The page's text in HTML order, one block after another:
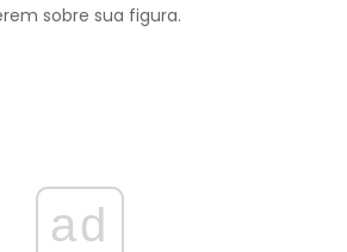
sobre sua figura.
ad